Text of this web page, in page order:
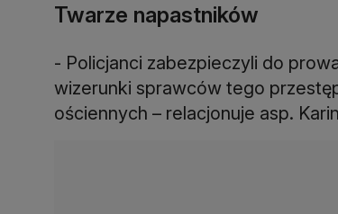
Twarze napastników
- Policjanci zabezpieczyli do
wizerunki sprawców tego
ościennych – relacjonuje asp.